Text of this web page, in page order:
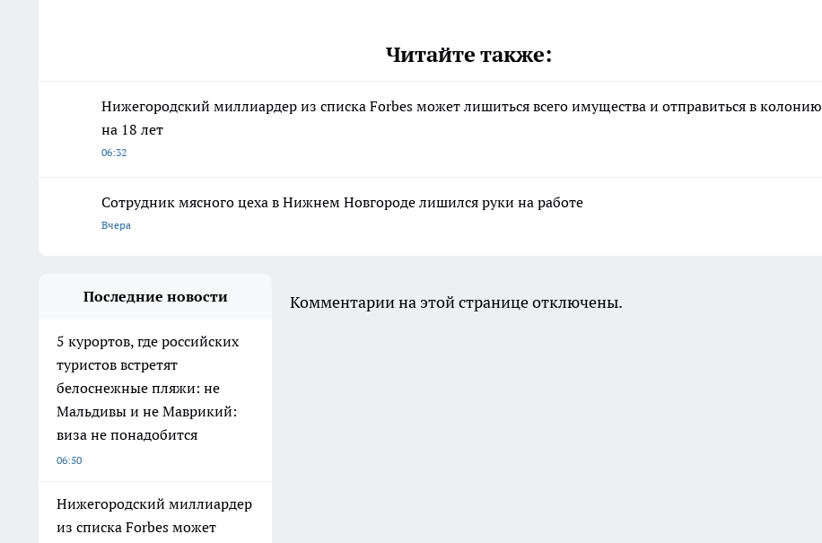
Читайте также:
Нижегородский миллиардер из списка Forbes может лишиться всего имущества и отправиться в колонию
на 18 лет
06:32
Сотрудник мясного цеха в Нижнем Новгороде лишился руки на работе
Вчера
Последние новости
5 курортов, где российских
туристов встретят
белоснежные пляжи: не
Мальдивы и не Маврикий:
виза не понадобится
06:50
Нижегородский миллиардер
из списка Forbes может
Комментарии на этой странице отключены.